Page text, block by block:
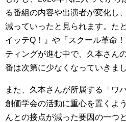
る番組の内容や出演者が変化し
減っていったと見られます。た
イッテQ！』や『スクール革命
ティングが進む中で、久本さん
番は次第に少なくなっていきまし
また、久本さんが所属する「ワ
創価学会の活動に重心を置くよ
んとの接点が減った要因の一つ